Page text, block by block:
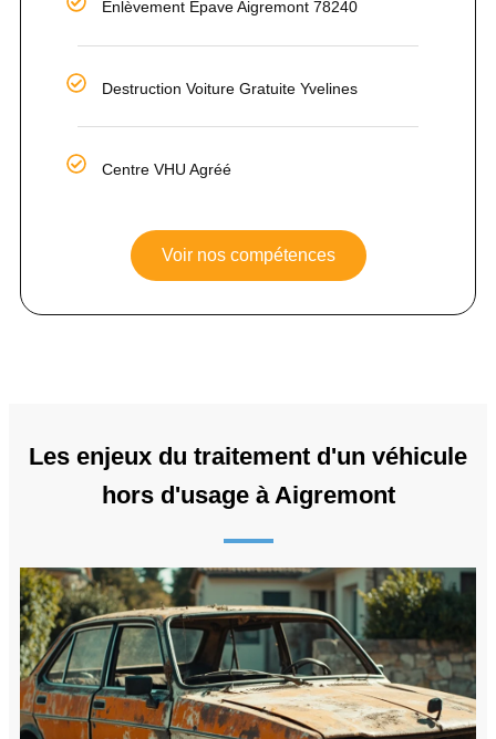
Enlèvement Épave Aigremont 78240
Destruction Voiture Gratuite Yvelines
Centre VHU Agréé
Voir nos compétences
Les enjeux du traitement d'un véhicule
hors d'usage à Aigremont